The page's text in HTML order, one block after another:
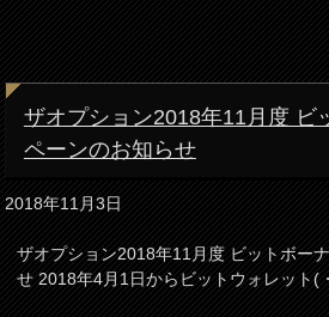
ザオプション2018年11月度 ビ
ペーンのお知らせ
2018年11月3日
ザオプション2018年11月度 ビットボー
せ 2018年4月1日からビットウォレット(